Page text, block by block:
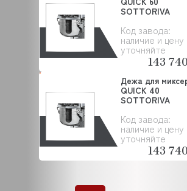
Код завода:
наличие и цену
уточняйте
SOTTORIVA
143
Код завода:
наличие и цену
уточняйте
Дежа для
QUICK 40
SOTTORIVA
143